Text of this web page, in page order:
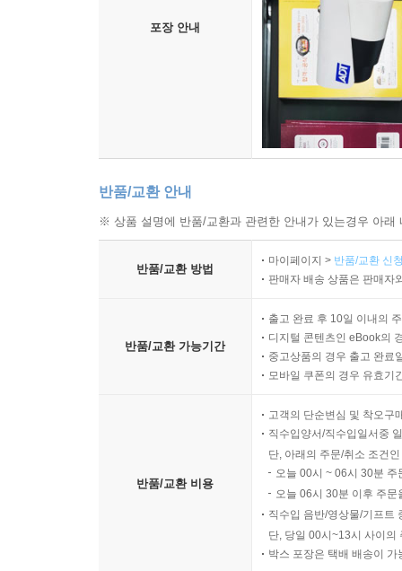
포장 안내
반품/교환 안내
※ 상품 설명에 반품/교환과 관련한 안내가 있는경우 아
반품/교환 방법
마이페이지 > 반품/교환 신
판매자 배송 상품은 판매자
반품/교환 가능기간
출고 완료 후 10일 이내의
디지털 콘텐츠인 eBook의
중고상품의 경우 출고 완료
모바일 쿠폰의 경우 유효기
반품/교환 비용
고객의 단순변심 및 착오구
직수입양서/직수입일서중
단, 아래의 주문/취소 조건
오늘 00시 ~ 06시 30분
오늘 06시 30분 이후 주
직수입 음반/영상물/기프트
단, 당일 00시~13시 사이의
박스 포장은 택배 배송이